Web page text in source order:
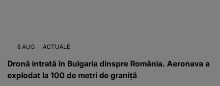
8 AUG ACTUALE
Dronă intrată în Bulgaria dinspre România. Aeronava a
explodat la 100 de metri de graniță